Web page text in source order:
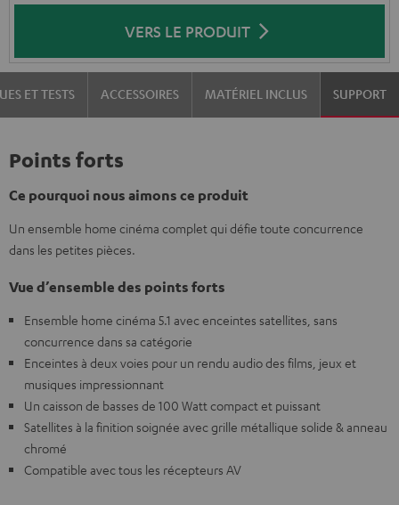
VERS LE PRODUIT
ET TESTS ACCESSOIRES MATÉRIEL INCLUS SUPPORT
Points forts
Ce pourquoi nous aimons ce produit
Un ensemble home cinéma complet qui défie toute concurrence
dans les petites pièces.
Vue d’ensemble des points forts
Ensemble home cinéma 5.1 avec enceintes satellites, sans
concurrence dans sa catégorie
Enceintes à deux voies pour un rendu audio des films, jeux et
musiques impressionnant
Un caisson de basses de 100 Watt compact et puissant
Satellites à la finition soignée avec grille métallique solide & anneau
chromé
Compatible avec tous les récepteurs AV